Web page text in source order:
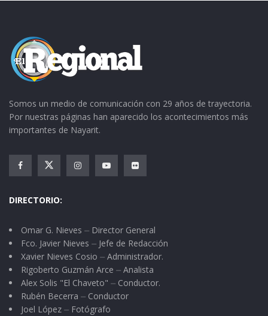
Somos un medio de comunicación con 29 años de trayectoria.
Por nuestras páginas han aparecido los acontecimientos más
importantes de Nayarit.
DIRECTORIO:
Omar G. Nieves ⏤ Director General
Fco. Javier Nieves ⏤ Jefe de Redacción
Xavier Nieves Cosio ⏤ Administrador.
Rigoberto Guzmán Arce ⏤ Analista
Alex Solis "El Chaveto" ⏤ Conductor.
Rubén Becerra ⏤ Conductor
Joel López ⏤ Fotógrafo